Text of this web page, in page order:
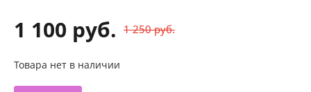
1 100 руб. 1 250 руб.
Товара нет в наличии